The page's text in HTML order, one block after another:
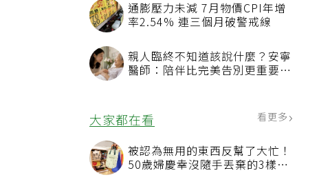
通膨壓力未減 7月物價CPI年增
率2.54% 連三個月破警戒線
親人臨終不知道該說什麼？安寧
醫師：陪伴比完美告別更重要，
大家都在看
被認為無用的東西反幫了大忙！
50歲婦慶幸沒隨手丟棄的3樣物